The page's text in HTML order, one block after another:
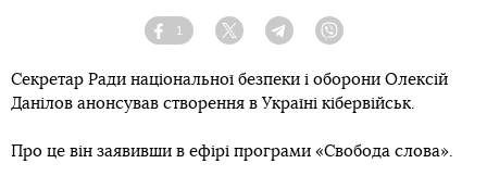
Facebook
1
Twitter TelegramViber
Секретар Ради національної безпеки і оборони Олексій
Данілов анонсував створення в Україні кібервійськ.
Про це він заявивши в ефірі програми «Свобода слова».